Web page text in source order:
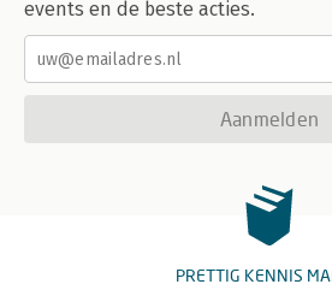
events en de beste acties.
Aanmelden
PRETTIG KENNIS